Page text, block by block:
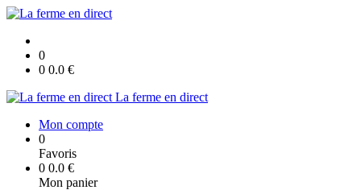
0
0 0.0 €
La ferme en direct
Mon compte
0
Favoris
0 0.0 €
Mon panier